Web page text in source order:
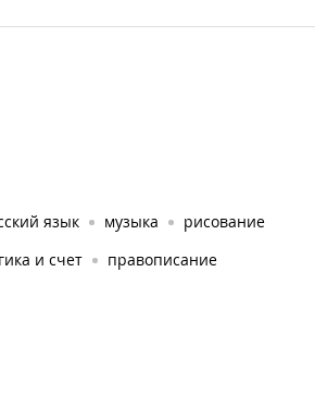
язык музыка
рисование
и счет
правописание